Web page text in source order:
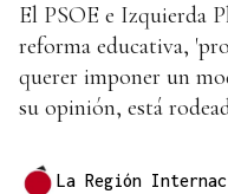
El PSOE e Izquierda
reforma educativa,
querer imponer un
su opinión, está
La Región